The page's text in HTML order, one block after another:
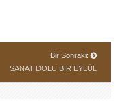
Bir Sonraki:
SANAT DOLU BİR EYLÜL